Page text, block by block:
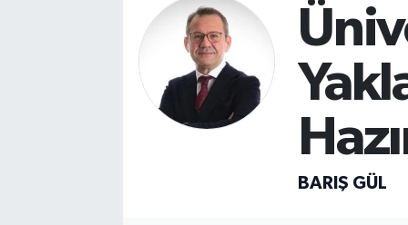
BARIŞ GÜL
Tüm Manşetler
Son Dakika Haberleri